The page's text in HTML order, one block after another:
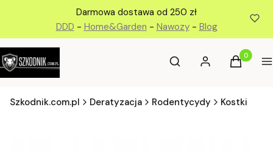
Darmowa dostawa od 250 zł
DDD - Home&Garden - Nawozy- Blog
Otwórz wyszukiwarkę
Szukaj Zaloguj sięProdukty
Koszyk
Szkodnik.com.pl Deratyzacja Rodentycydy Kostki